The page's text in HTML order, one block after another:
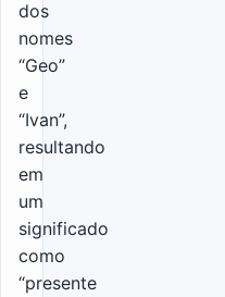
dos
nomes
“Geo”
e
“Ivan”,
resultando
em
um
significado
como
“presente